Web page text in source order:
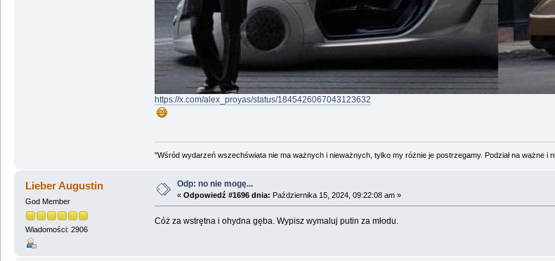
https://x.com/alex_proyas/status/1845426067043123632
"Wśród wydarzeń wszechświata nie ma ważnych i nieważnych, tylko my różnie je postrzegamy. Podział na ważne i
Lieber Augustin
God Member
Wiadomości: 2906
Odp: no nie mogę...
« Odpowiedź #1696 dnia: Października 15, 2024, 09:22:08 am »
Cóż za wstrętna i ohydna gęba. Wypisz wymaluj putin za młodu.